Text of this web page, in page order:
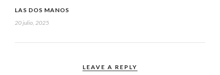
LAS DOS MANOS
20 julio, 2025
LEAVE A REPLY